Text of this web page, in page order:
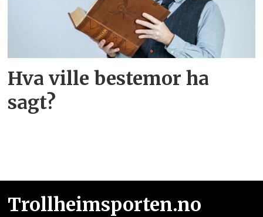
Hva ville bestemor ha
sagt?
Trollheimsporten.no